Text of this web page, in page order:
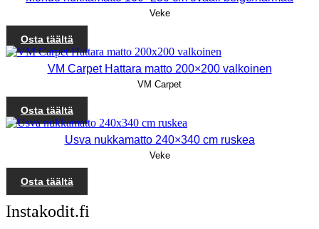
Veke
Osta täältä
VM Carpet Hattara matto 200×200 valkoinen
VM Carpet
Osta täältä
Usva nukkamatto 240×340 cm ruskea
Veke
Osta täältä
Instakodit.fi